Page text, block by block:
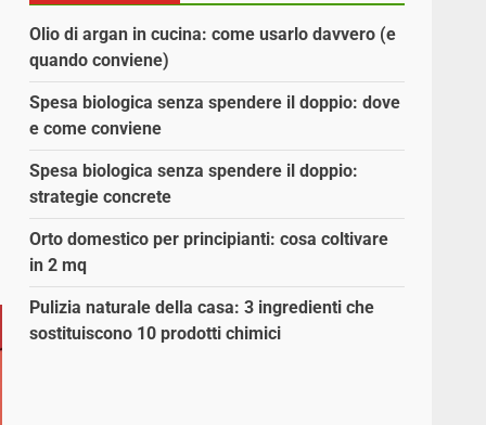
Olio di argan in cucina: come usarlo davvero (e
quando conviene)
Spesa biologica senza spendere il doppio: dove
e come conviene
Spesa biologica senza spendere il doppio:
strategie concrete
Orto domestico per principianti: cosa coltivare
in 2 mq
Pulizia naturale della casa: 3 ingredienti che
sostituiscono 10 prodotti chimici